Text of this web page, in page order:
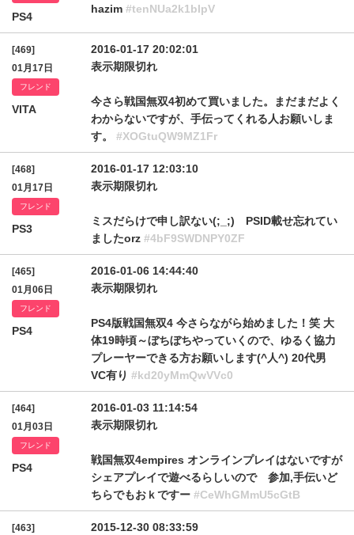
PS4
hazim #tenNUa2k1blpV
[469]
01月17日
フレンド
VITA
2016-01-17 20:02:01
表示期限切れ
今さら戦国無双4初めて買いました。まだまだよく
わからないですが、手伝ってくれる人お願いしま
す。 #XOGtuQW9MZ1Fr
[468]
01月17日
フレンド
PS3
2016-01-17 12:03:10
表示期限切れ
ミスだらけで申し訳ない(;_;) PSID載せ忘れてい
ましたorz #4bF9SWDNPY0ZF
[465]
01月06日
フレンド
PS4
2016-01-06 14:44:40
表示期限切れ
PS4版戦国無双4 今さらながら始めました！笑 大
体19時頃～ぼちぼちやっていくので、ゆるく協力
プレーヤーできる方お願いします(^人^) 20代男
VC有り #kd20yMmQwVVc0
[464]
01月03日
フレンド
PS4
2016-01-03 11:14:54
表示期限切れ
戦国無双4empires オンラインプレイはないですが
シェアプレイで遊べるらしいので 参加,手伝いど
ちらでもおｋですー #CeWhGMmU5cGtB
[463]
2015-12-30 08:33:59